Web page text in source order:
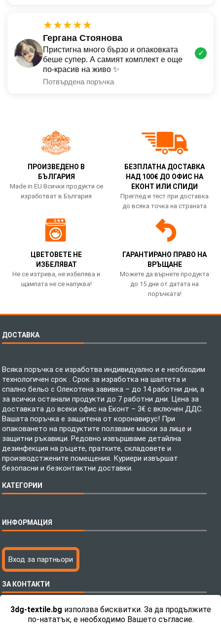
3dg-textile.bg използва бисквитки. За да продължите
по-нататък, е необходимо Вашето съгласие.
★★★★★
Гергана Стоянова
Пристигна много бързо и опаковката
беше супер. А самият комплект е още
по-красив на живо ✨
Потвърдена поръчка
✓
ПРОИЗВЕДЕНО В
БЪЛГАРИЯ
Made in EU Всички продукти се
изработват в България
БЕЗПЛАТНА ДОСТАВКА
НАД 100€ ДО ОФИС НА
ЕКОНТ ИЛИ СПИДИ
Преглед и тест при доставка
до всяка точка на страната
ЦВЕТОВЕТЕ НЕ
ИЗБЕЛЯВАТ
Не се изтрива, не избелява и
щампата не се напуква!
ГАРАНТИРАНО ПРАВО НА
ВРЪЩАНЕ
Можете да върнете продукта
до 15 дни от датата на
поръчката!
ДОСТАВКА
Всяка поръчка се изработва индивидуално и е необходим
технологичен срок . Срок за изработка на шалтета и
спално бельо с Олекотена завивка – до 14 работни дни, а
за всички останали продукти до 7 работни дни. Цена за
доставката до всеки офис на Еконт – 3€ с включен ДДС.
Вашата поръчка е защитена от коронавирус! При
опаковането на продуктите ползваме маски за лице и
защитни ръкавици. Редовно извършваме детайлна
дезинфекция на ръцете, пратките, складовете и
производстжените помещения. Куриери извършат
безопасни и безконтактни доставки.
КАТЕГОРИИ
Бебешки спални комплекти
Тениски с пълноцветен печат
Хавлиени кърпи
Пончо за водни спортове
Микрофибърни Велурени Кърпи
Детски пончота
ИНФОРМАЦИЯ
Технология на печатане
Файлове за печат
Как да поръчам?
С какво сме различни?
Контакти
Вход за партньори
ЗА КОНТАКТИ
Телефон:0892 26 04 34 / 0896 57 42 42